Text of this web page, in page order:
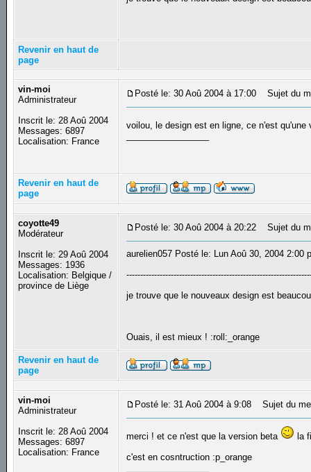
Revenir en haut de
page
vin-moi
Administrateur
Inscrit le: 28 Aoû 2004
Messages: 6897
Localisation: France
Posté le: 30 Aoû 2004 à 17:00 Sujet du
voilou, le design est en ligne, ce n'est
Revenir en haut de
page
coyotte49
Modérateur
Inscrit le: 29 Aoû 2004
Messages: 1936
Localisation: Belgique /
province de Liège
Posté le: 30 Aoû 2004 à 20:22 Sujet du
aurelien057 Posté le: Lun Aoû 30, 2004 2:00
je trouve que le nouveaux design est
Ouais, il est mieux ! :roll:_orange
Revenir en haut de
page
vin-moi
Administrateur
Inscrit le: 28 Aoû 2004
Messages: 6897
Localisation: France
Posté le: 31 Aoû 2004 à 9:08 Sujet du
merci ! et ce n'est que la version beta
la
c'est en cosntruction :p_orange